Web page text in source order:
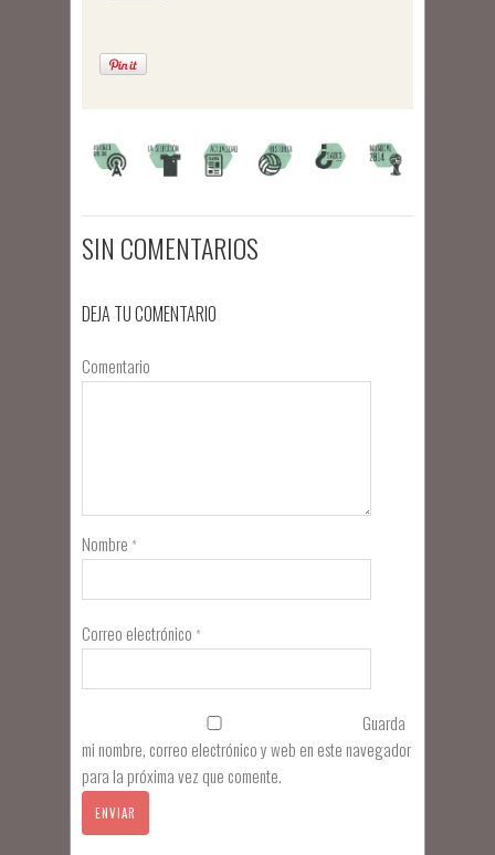
SIN COMENTARIOS
DEJA TU COMENTARIO
Comentario
Nombre *
Correo electrónico *
Guarda
mi nombre, correo electrónico y web en este navegador
para la próxima vez que comente.